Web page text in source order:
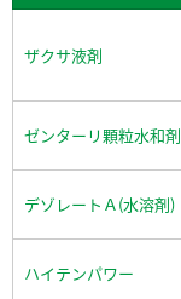
ザクサ液剤
ゼンターリ顆粒水和剤
デゾレートＡ(水溶剤)
ハイテンパワー